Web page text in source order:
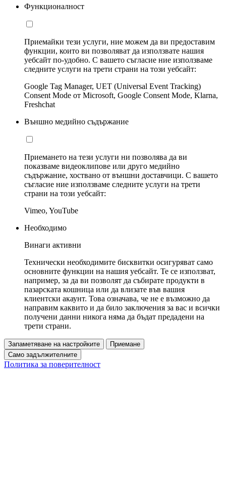
Функционалност
Приемайки тези услуги, ние можем да ви предоставим
функции, които ви позволяват да използвате нашия
уебсайт по-удобно. С вашето съгласие ние използваме
следните услуги на трети страни на този уебсайт:
Google Tag Manager, UET (Universal Event Tracking)
Consent Mode от Microsoft, Google Consent Mode, Klarna,
Freshchat
Външно медийно съдържание
Приемането на тези услуги ни позволява да ви
показваме видеоклипове или друго медийно
съдържание, хоствано от външни доставчици. С вашето
съгласие ние използваме следните услуги на трети
страни на този уебсайт:
Vimeo, YouTube
Необходимо
Винаги активни
Технически необходимите бисквитки осигуряват само
основните функции на нашия уебсайт. Те се използват,
например, за да ви позволят да събирате продукти в
пазарската кошница или да влизате във вашия
клиентски акаунт. Това означава, че не е възможно да
направим каквито и да било заключения за вас и всички
получени данни никога няма да бъдат предадени на
трети страни.
Запаметяване на настройките
Приемане
Само задължителните
Политика за поверителност